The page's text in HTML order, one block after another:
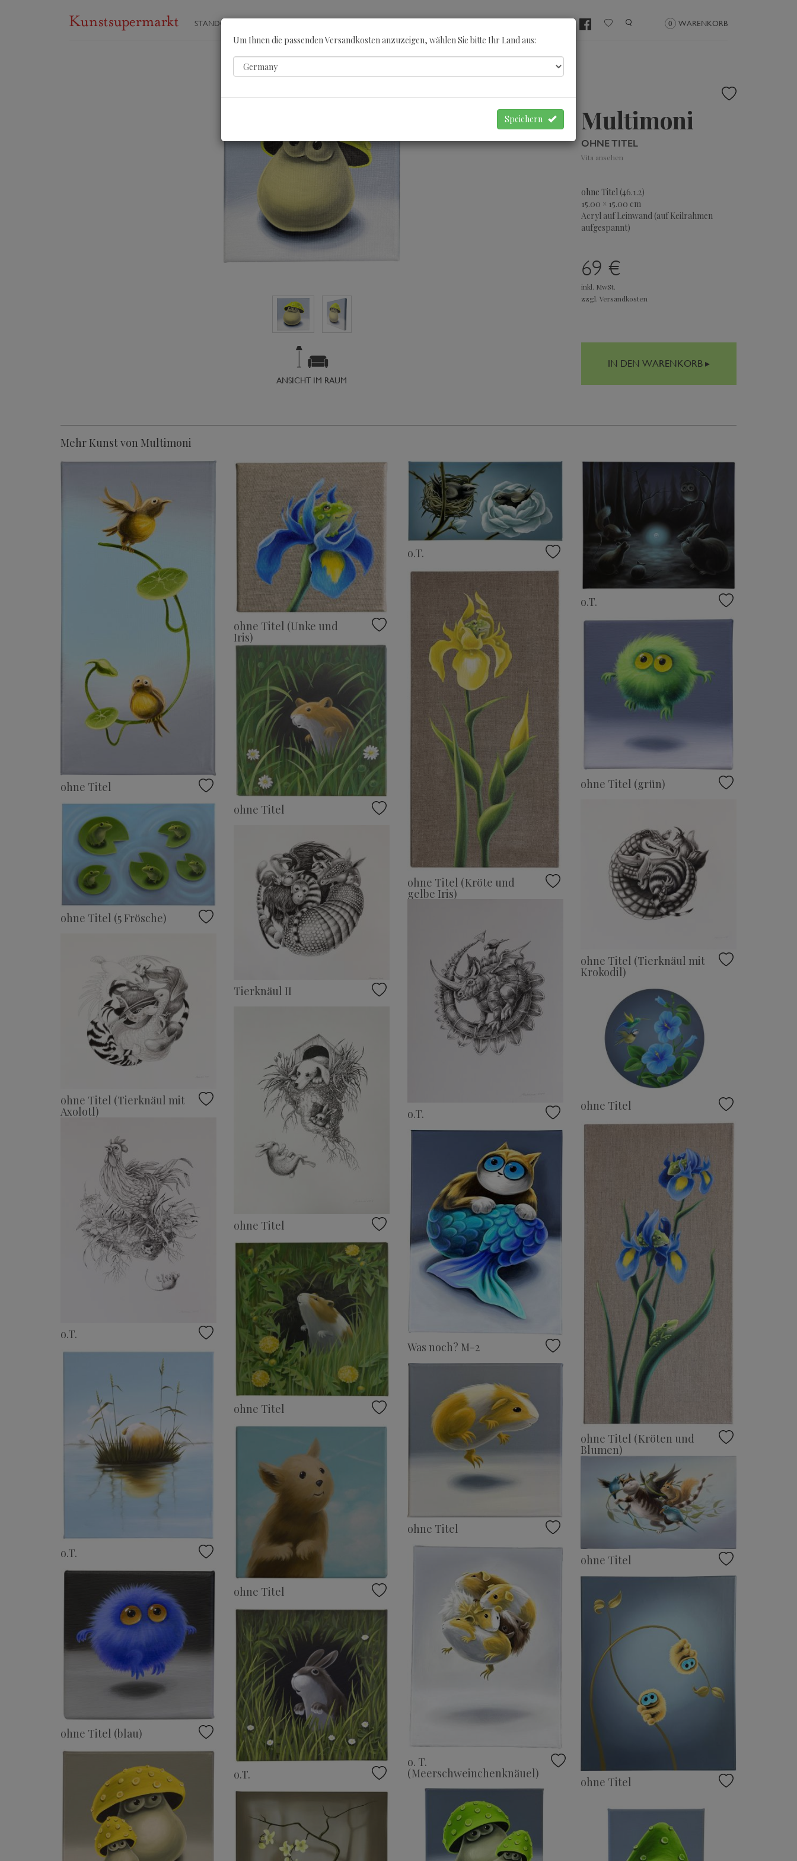
STANDORTE 0 WARENKORB
ANSICHT IM RAUM
Multimoni
OHNE TITEL
Vita ansehen
ohne Titel (46.1.2)
15.00 × 15.00 cm
Acryl auf Leinwand (auf Keilrahmen
aufgespannt)
69 €
inkl. MwSt.
zzgl. Versandkosten
IN DEN WARENKORB ▸
Mehr Kunst von Multimoni
ohne Titel
ohne Titel (Unke und
Iris)
o.T.
o.T.
ohne Titel (Kröte und
gelbe Iris)
ohne Titel (grün)
ohne Titel
ohne Titel (Tierknäul mit
Krokodil)
ohne Titel (5 Frösche)
Tierknäul II
o.T.
ohne Titel (Tierknäul mit
Axolotl) ohne Titel
ohne Titel
o.T.
ohne Titel (Kröten und
Blumen)
Was noch? M-2
ohne Titel
o.T.
ohne Titel
ohne Titel
ohne Titel
o. T.
(Meerschweinchenknäuel)
ohne Titel (blau)
ohne Titel
o.T.
Um Ihnen die passenden Versandkosten anzuzeigen, wählen Sie bitte Ihr Land aus:
Speichern